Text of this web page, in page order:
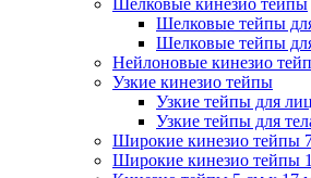
Шёлковые кинезио тейпы
Шелковые тейпы
Шелковые тейпы
Нейлоновые кинезио
Узкие кинезио тейпы
Узкие тейпы для
Узкие тейпы для
Широкие кинезио тейпы
Широкие кинезио тейпы